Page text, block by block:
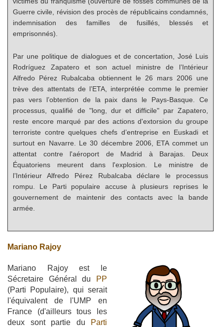
Guerre civile, révision des procès de républicains condamnés,
indemnisation des familles de fusillés, blessés et
emprisonnés).
Par une politique de dialogues et de concertation, José Luis
Rodríguez Zapatero et son actuel ministre de l’Intérieur
Alfredo Pérez Rubalcaba obtiennent le 26 mars 2006 une
trève des attentats de l’ETA, interprétée comme le premier
pas vers l’obtention de la paix dans le Pays-Basque. Ce
processus, qualifié de "long, dur et difficile" par Zapatero,
reste encore marqué par des actions d'extorsion du groupe
terroriste contre quelques chefs d’entreprise en Euskadi et
surtout en Navarre. Le 30 décembre 2006, ETA commet un
attentat contre l'aéroport de Madrid à Barajas. Deux
Équatoriens meurent dans l'explosion. Le ministre de
l’Intérieur Alfredo Pérez Rubalcaba déclare le processus
rompu. Le Parti populaire accuse à plusieurs reprises le
gouvernement de maintenir des contacts avec la bande
armée.
Mariano Rajoy
Mariano Rajoy est le
Sécretaire Général du
PP
(Parti Populaire), qui serait
l'équivalent de l'UMP en
France (d'ailleurs tous les
deux sont partie du
Parti